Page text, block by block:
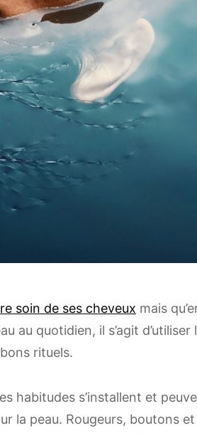
soin de ses cheveux mais
au quotidien, il s’agit
rituels.
habitudes s’installent et
la peau. Rougeurs, boutons